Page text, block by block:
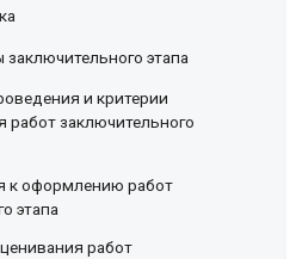
заключительного этапа
и критерии
работ заключительного
к оформлению работ
этапа
работ